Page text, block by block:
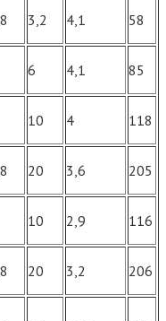
3,2 4,1 58
6 4,1 85
10 4 118
20 3,6 205
10 2,9 116
20 3,2 206